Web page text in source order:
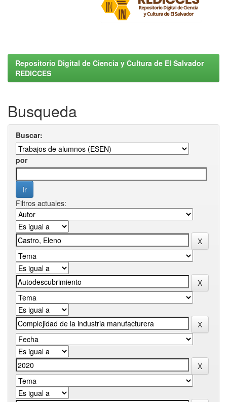
Repositorio Digital de Ciencia y Cultura de El Salvador
REDICCES
Busqueda
Buscar:
por
Filtros actuales: